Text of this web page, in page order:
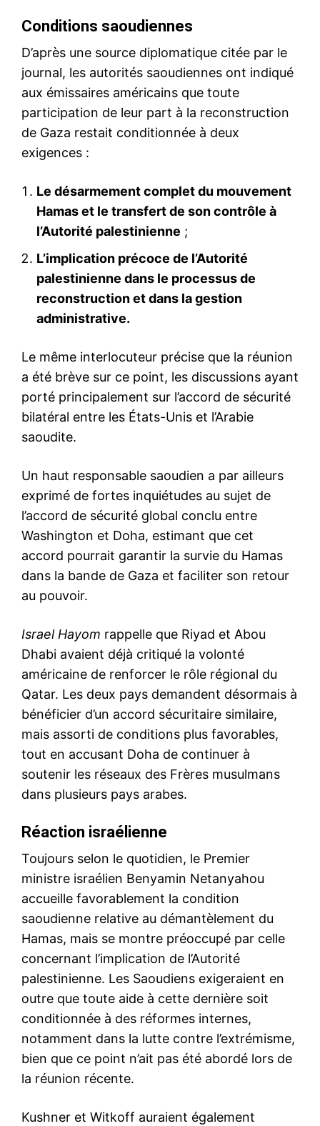
Conditions saoudiennes
D’après une source diplomatique citée par le
journal, les autorités saoudiennes ont indiqué
aux émissaires américains que toute
participation de leur part à la reconstruction
de Gaza restait conditionnée à deux
exigences :
Le désarmement complet du mouvement
Hamas et le transfert de son contrôle à
l’Autorité palestinienne ;
L’implication précoce de l’Autorité
palestinienne dans le processus de
reconstruction et dans la gestion
administrative.
Le même interlocuteur précise que la réunion
a été brève sur ce point, les discussions ayant
porté principalement sur l’accord de sécurité
bilatéral entre les États-Unis et l’Arabie
saoudite.
Un haut responsable saoudien a par ailleurs
exprimé de fortes inquiétudes au sujet de
l’accord de sécurité global conclu entre
Washington et Doha, estimant que cet
accord pourrait garantir la survie du Hamas
dans la bande de Gaza et faciliter son retour
au pouvoir.
Israel Hayom rappelle que Riyad et Abou
Dhabi avaient déjà critiqué la volonté
américaine de renforcer le rôle régional du
Qatar. Les deux pays demandent désormais à
bénéficier d’un accord sécuritaire similaire,
mais assorti de conditions plus favorables,
tout en accusant Doha de continuer à
soutenir les réseaux des Frères musulmans
dans plusieurs pays arabes.
Réaction israélienne
Toujours selon le quotidien, le Premier
ministre israélien Benyamin Netanyahou
accueille favorablement la condition
saoudienne relative au démantèlement du
Hamas, mais se montre préoccupé par celle
concernant l’implication de l’Autorité
palestinienne. Les Saoudiens exigeraient en
outre que toute aide à cette dernière soit
conditionnée à des réformes internes,
notamment dans la lutte contre l’extrémisme,
bien que ce point n’ait pas été abordé lors de
la réunion récente.
Kushner et Witkoff auraient également